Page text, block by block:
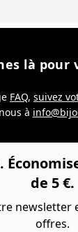
là pour
FAQ, suivez
nous à
de 5 €.
newsletter
offres.